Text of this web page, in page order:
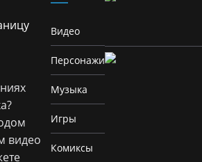
видео
Видео
Персонажи
Музыка
Игры
Комиксы